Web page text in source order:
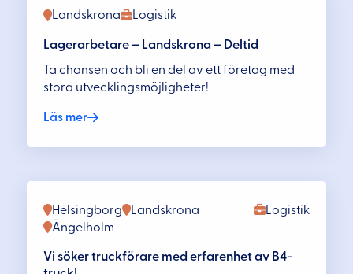
Logistik
Landskrona
Lagerarbetare – Landskrona – Deltid
Ta chansen och bli en del av ett företag med
stora utvecklingsmöjligheter!
Läs mer
Logistik
Helsingborg
Landskrona
Ängelholm
Vi söker truckförare med erfarenhet av B4-